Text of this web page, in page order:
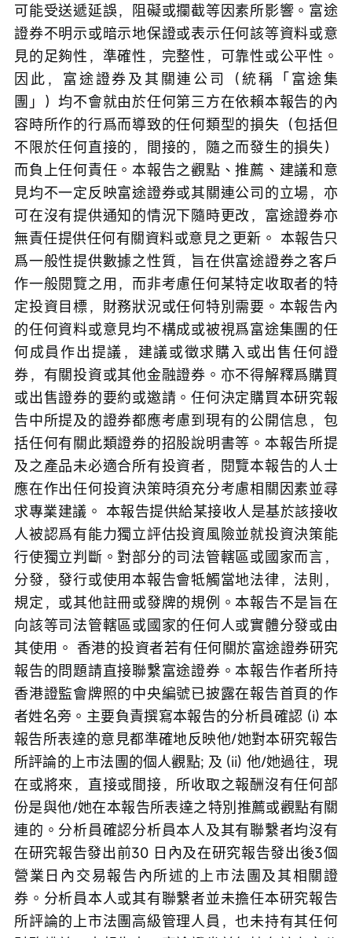
可能受送遞延誤，阻礙或攔截等因素所影響。富途
證券不明示或暗示地保證或表示任何該等資料或意
見的足夠性，準確性，完整性，可靠性或公平性。
因此，富途證券及其關連公司（統稱「富途集
團」）均不會就由於任何第三方在依賴本報告的內
容時所作的行爲而導致的任何類型的損失（包括但
不限於任何直接的，間接的，隨之而發生的損失）
而負上任何責任。本報告之觀點、推薦、建議和意
見均不一定反映富途證券或其關連公司的立場，亦
可在沒有提供通知的情況下隨時更改，富途證券亦
無責任提供任何有關資料或意見之更新。 本報告只
爲一般性提供數據之性質，旨在供富途證券之客戶
作一般閱覽之用，而非考慮任何某特定收取者的特
定投資目標，財務狀況或任何特別需要。本報告內
的任何資料或意見均不構成或被視爲富途集團的任
何成員作出提議，建議或徵求購入或出售任何證
券，有關投資或其他金融證券。亦不得解釋爲購買
或出售證券的要約或邀請。任何決定購買本研究報
告中所提及的證券都應考慮到現有的公開信息，包
括任何有關此類證券的招股說明書等。本報告所提
及之產品未必適合所有投資者，閱覽本報告的人士
應在作出任何投資決策時須充分考慮相關因素並尋
求專業建議。 本報告提供給某接收人是基於該接收
人被認爲有能力獨立評估投資風險並就投資決策能
行使獨立判斷。對部分的司法管轄區或國家而言，
分發，發行或使用本報告會牴觸當地法律，法則，
規定，或其他註冊或發牌的規例。本報告不是旨在
向該等司法管轄區或國家的任何人或實體分發或由
其使用。 香港的投資者若有任何關於富途證券研究
報告的問題請直接聯繫富途證券。本報告作者所持
香港證監會牌照的中央編號已披露在報告首頁的作
者姓名旁。主要負責撰寫本報告的分析員確認 (i) 本
報告所表達的意見都準確地反映他/她對本研究報告
所評論的上市法團的個人觀點; 及 (ii) 他/她過往，現
在或將來，直接或間接，所收取之報酬沒有任何部
份是與他/她在本報告所表達之特別推薦或觀點有關
連的。分析員確認分析員本人及其有聯繫者均沒有
在研究報告發出前30 日內及在研究報告發出後3個
營業日內交易報告內所述的上市法團及其相關證
券。分析員本人或其有聯繫者並未擔任本研究報告
所評論的上市法團高級管理人員，也未持有其任何